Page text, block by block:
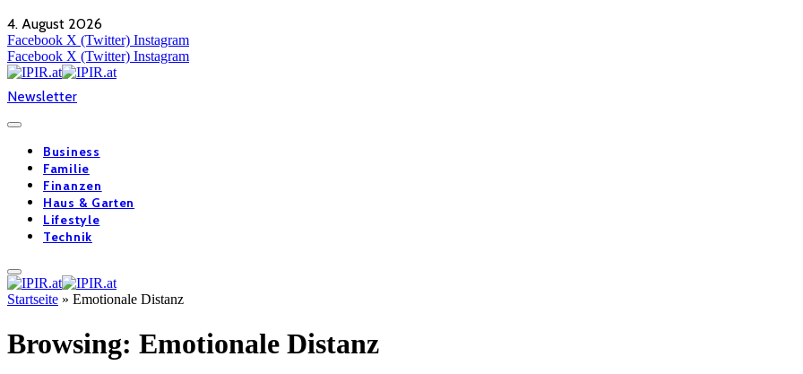
4. August 2026
Facebook X (Twitter) Instagram
Facebook X (Twitter) Instagram
Newsletter
Business
Familie
Finanzen
Haus & Garten
Lifestyle
Technik
Startseite » Emotionale Distanz
Browsing: Emotionale Distanz